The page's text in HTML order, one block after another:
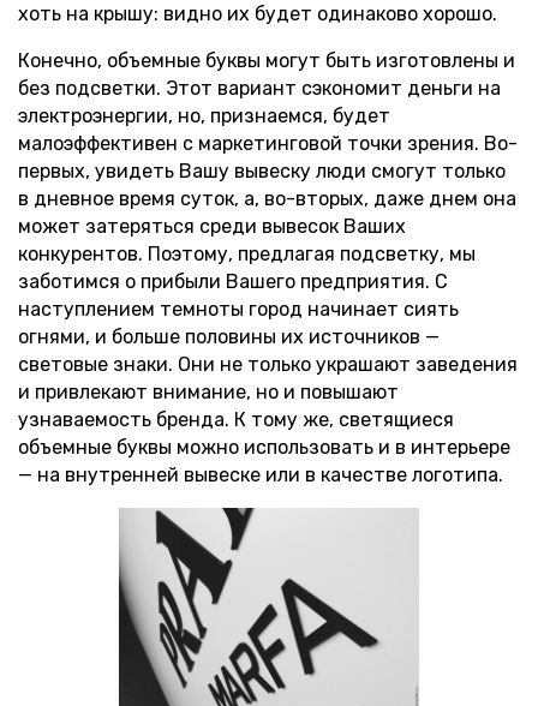
хоть на крышу: видно их будет одинаково хорошо.
Конечно, объемные буквы могут быть изготовлены и
без подсветки. Этот вариант сэкономит деньги на
электроэнергии, но, признаемся, будет
малоэффективен с маркетинговой точки зрения. Во-
первых, увидеть Вашу вывеску люди смогут только
в дневное время суток, а, во-вторых, даже днем она
может затеряться среди вывесок Ваших
конкурентов. Поэтому, предлагая подсветку, мы
заботимся о прибыли Вашего предприятия. С
наступлением темноты город начинает сиять
огнями, и больше половины их источников —
световые знаки. Они не только украшают заведения
и привлекают внимание, но и повышают
узнаваемость бренда. К тому же, светящиеся
объемные буквы можно использовать и в интерьере
— на внутренней вывеске или в качестве логотипа.